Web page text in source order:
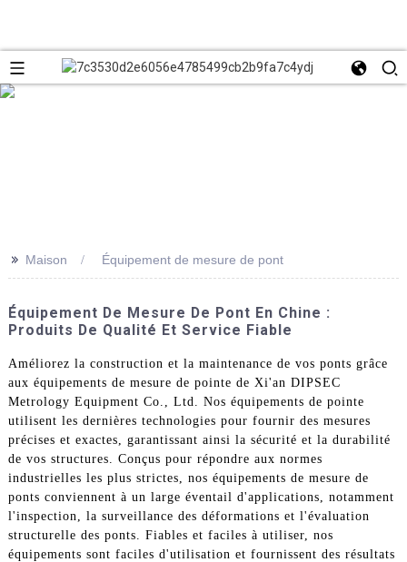
>> Maison Équipement de mesure de pont
Équipement De Mesure De Pont En Chine :
Produits De Qualité Et Service Fiable
Améliorez la construction et la maintenance de vos ponts grâce
aux équipements de mesure de pointe de Xi'an DIPSEC
Metrology Equipment Co., Ltd. Nos équipements de pointe
utilisent les dernières technologies pour fournir des mesures
précises et exactes, garantissant ainsi la sécurité et la durabilité
de vos structures. Conçus pour répondre aux normes
industrielles les plus strictes, nos équipements de mesure de
ponts conviennent à un large éventail d'applications, notamment
l'inspection, la surveillance des déformations et l'évaluation
structurelle des ponts. Fiables et faciles à utiliser, nos
équipements sont faciles d'utilisation et fournissent des résultats